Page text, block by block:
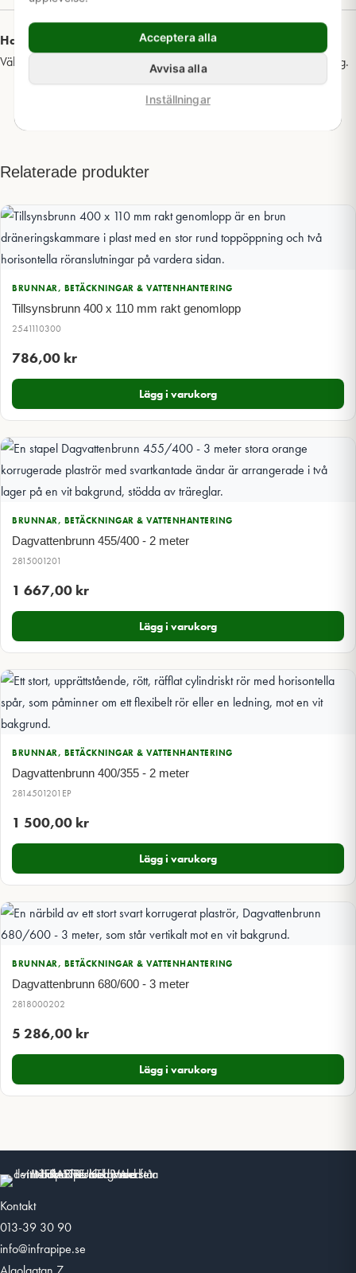
Acceptera alla
Avvisa alla
Inställningar
Har du frågor om produkten?
Välkommen att
för mer information och teknisk rådgivning.
Relaterade produkter
BRUNNAR, BETÄCKNINGAR & VATTENHANTERING
Tillsynsbrunn 400 x 110 mm rakt genomlopp
2541110300
786,00 kr
Lägg i varukorg
BRUNNAR, BETÄCKNINGAR & VATTENHANTERING
Dagvattenbrunn 455/400 - 2 meter
2815001201
1 667,00 kr
Lägg i varukorg
BRUNNAR, BETÄCKNINGAR & VATTENHANTERING
Dagvattenbrunn 400/355 - 2 meter
2814501201EP
1 500,00 kr
Lägg i varukorg
BRUNNAR, BETÄCKNINGAR & VATTENHANTERING
Dagvattenbrunn 680/600 - 3 meter
2818000202
5 286,00 kr
Lägg i varukorg
Kontakt
013-39 30 90
info@infrapipe.se